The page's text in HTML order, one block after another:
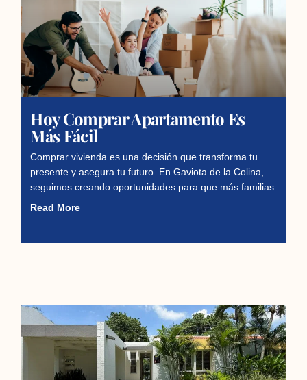
Hoy Comprar Apartamento Es
Más Fácil
Comprar vivienda es una decisión que transforma tu
presente y asegura tu futuro. En Gaviota de la Colina,
seguimos creando oportunidades para que más familias
Read More